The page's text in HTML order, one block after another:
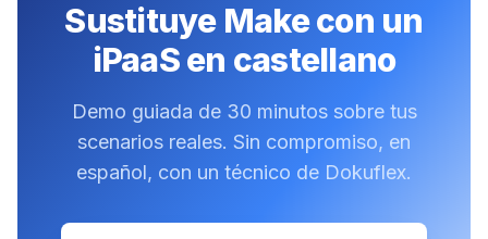
Sustituye Make con un
iPaaS en castellano
Demo guiada de 30 minutos sobre tus
scenarios reales. Sin compromiso, en
español, con un técnico de Dokuflex.